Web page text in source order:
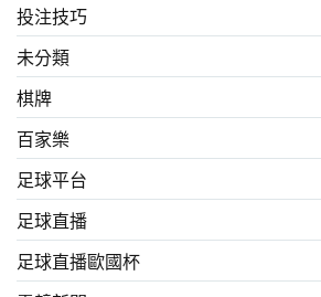
投注技巧
未分類
棋牌
百家樂
足球平台
足球直播
足球直播歐國杯